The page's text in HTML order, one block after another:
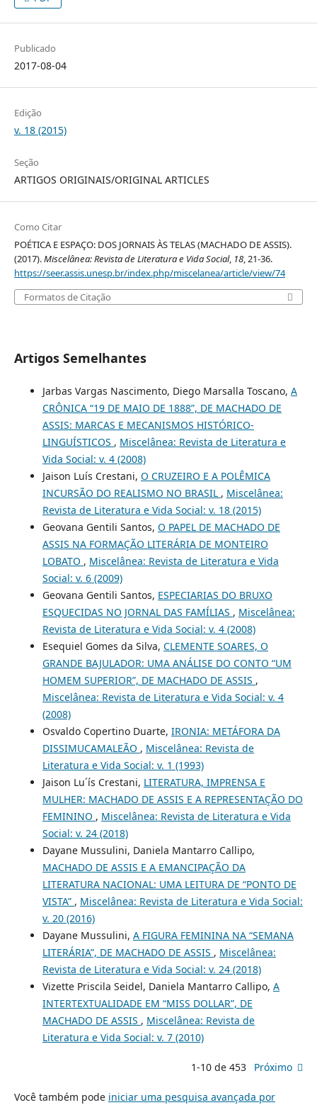
Publicado
2017-08-04
Edição
v. 18 (2015)
Seção
ARTIGOS ORIGINAIS/ORIGINAL ARTICLES
Como Citar
POÉTICA E ESPAÇO: DOS JORNAIS ÀS TELAS (MACHADO DE ASSIS).
(2017).Miscelânea: Revista de Literatura e Vida Social, 18, 21-36.
https://seer.assis.unesp.br/index.php/miscelanea/article/view/74
Formatos de Citação
Artigos Semelhantes
Jarbas Vargas Nascimento, Diego Marsalla Toscano, A
CRÔNICA “19 DE MAIO DE 1888”, DE MACHADO DE
ASSIS: MARCAS E MECANISMOS HISTÓRICO-
LINGUÍSTICOS , Miscelânea: Revista de Literatura e
Vida Social: v. 4 (2008)
Jaison Luís Crestani, O CRUZEIRO E A POLÊMICA
INCURSÃO DO REALISMO NO BRASIL , Miscelânea:
Revista de Literatura e Vida Social: v. 18 (2015)
Geovana Gentili Santos, O PAPEL DE MACHADO DE
ASSIS NA FORMAÇÃO LITERÁRIA DE MONTEIRO
LOBATO , Miscelânea: Revista de Literatura e Vida
Social: v. 6 (2009)
Geovana Gentili Santos, ESPECIARIAS DO BRUXO
ESQUECIDAS NO JORNAL DAS FAMÍLIAS , Miscelânea:
Revista de Literatura e Vida Social: v. 4 (2008)
Esequiel Gomes da Silva, CLEMENTE SOARES, O
GRANDE BAJULADOR: UMA ANÁLISE DO CONTO “UM
HOMEM SUPERIOR”, DE MACHADO DE ASSIS ,
Miscelânea: Revista de Literatura e Vida Social: v. 4
(2008)
Osvaldo Copertino Duarte, IRONIA: METÁFORA DA
DISSIMUCAMALEÃO , Miscelânea: Revista de
Literatura e Vida Social: v. 1 (1993)
Jaison Lu´ís Crestani, LITERATURA, IMPRENSA E
MULHER: MACHADO DE ASSIS E A REPRESENTAÇÃO DO
FEMININO , Miscelânea: Revista de Literatura e Vida
Social: v. 24 (2018)
Dayane Mussulini, Daniela Mantarro Callipo,
MACHADO DE ASSIS E A EMANCIPAÇÃO DA
LITERATURA NACIONAL: UMA LEITURA DE “PONTO DE
VISTA” , Miscelânea: Revista de Literatura e Vida Social:
v. 20 (2016)
Dayane Mussulini, A FIGURA FEMININA NA “SEMANA
LITERÁRIA”, DE MACHADO DE ASSIS , Miscelânea:
Revista de Literatura e Vida Social: v. 24 (2018)
Vizette Priscila Seidel, Daniela Mantarro Callipo, A
INTERTEXTUALIDADE EM “MISS DOLLAR”, DE
MACHADO DE ASSIS , Miscelânea: Revista de
Literatura e Vida Social: v. 7 (2010)
1-10 de 453 Próximo
Você também pode iniciar uma pesquisa avançada por